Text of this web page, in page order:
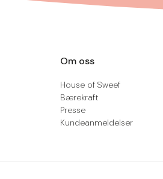
Om oss
House of Sweef
Bærekraft
Presse
Kundeanmeldelser